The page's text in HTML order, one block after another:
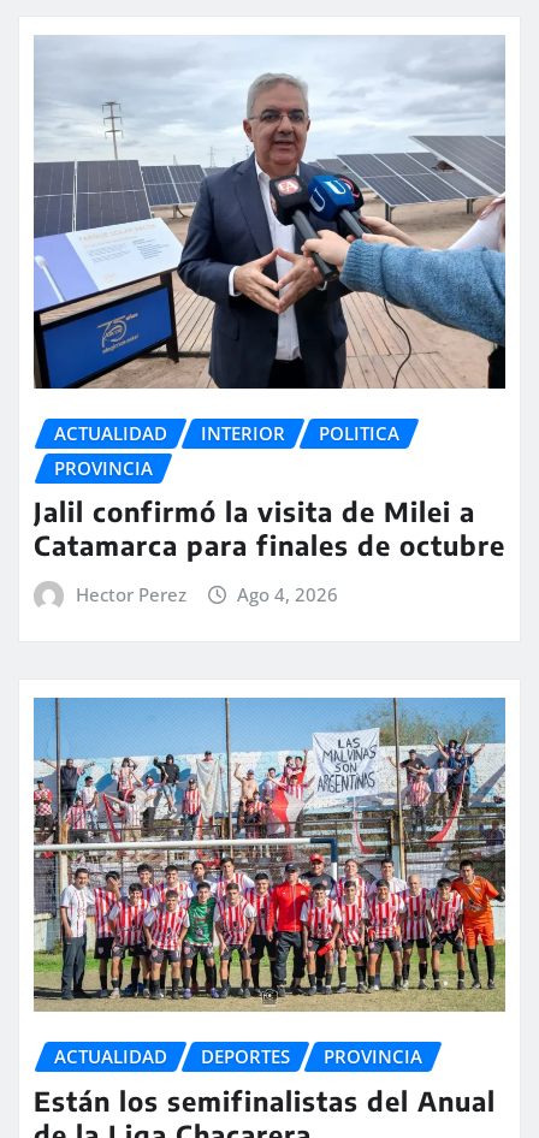
ACTUALIDAD INTERIOR
POLITICA
PROVINCIA
Jalil confirmó la visita de Milei a
Catamarca para finales de octubre
Hector Perez Ago 4, 2026
ACTUALIDAD DEPORTES PROVINCIA
Están los semifinalistas del Anual